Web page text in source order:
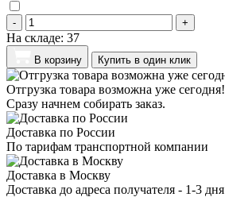
- +
На складе: 37
В корзину Купить в один клик
Отгрузка товара возможна уже сегодня!
Сразу начнем собирать заказ.
Доставка по России
По тарифам транспортной компании
Доставка в Москву
Доставка до адреса получателя - 1-3